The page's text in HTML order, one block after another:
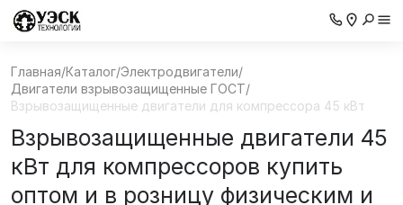
Главная/Каталог/Электродвигатели/
Двигатели взрывозащищенные ГОСТ/
Взрывозащищенные двигатели для компрессора 45 кВт
Взрывозащищенные двигатели 45
кВт для компрессоров купить
оптом и в розницу физическим и